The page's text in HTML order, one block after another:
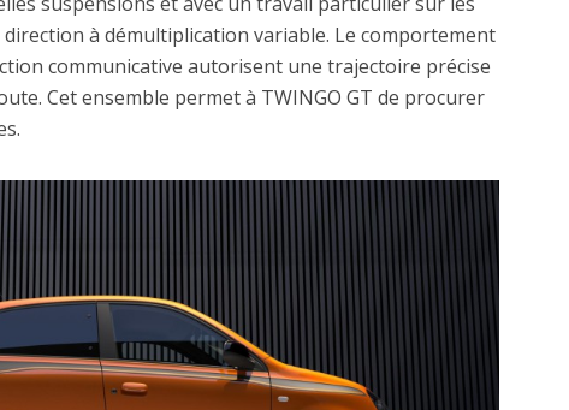
direction à démultiplication variable. Le comportement
communicative autorisent une trajectoire précise
Cet ensemble permet à TWINGO GT de procurer